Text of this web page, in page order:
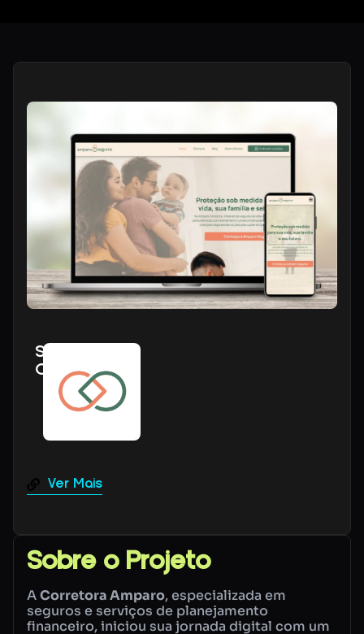
Sobre o Projeto
ACorretora Amparo, especializada em
seguros e serviços de planejamento
financeiro, iniciou sua jornada digital com um
Soluções
Contratadas
Desenvolvimento
de Site
Ver Mais